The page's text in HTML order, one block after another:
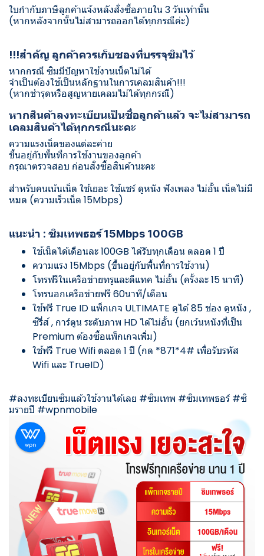
ใบกำกับภาษีลูกค้าแจ้งหลังสั่งซื้อภายใน 3 วันเท่านั้น
(หากหลังจากนั้นไม่สามารถออกได้ทุกกรณีค่ะ)
!!!สำคัญ ลูกค้าควรเก็บซองที่บรรจุซิมไว้
หากกรณี ซิมมีปัญหาใช้งานเน็ตไม่ได้
จำเป็นต้องใช้เป็นหลักฐานในการเคลมสินค้า!!!
(หากชำรุดหรือสูญหายเคลมไม่ได้ทุกกรณี)
หากสินค้าลงทะเบียนเป็นชื่อลูกค้าแล้ว จะไม่สามารถ
เคลมสินค้าได้ทุกกรณีนะคะ
ความแรงเน็ตของแต่ละค่าย
ขึ้นอยู่กับพื้นที่การใช้งานของลูกค้า
กรุณาตรวจสอบ ก่อนสั่งซื้อสินค้านะคะ
สำหรับคนเน้นเน็ต ใช้เยอะ ใช้แชร์ ดูหนัง ฟังเพลง ไม่อั้น เน็ตไม่มี
หมด (ความเร็วเน็ต 15Mbps)
แนะนำ : ซิมเทพธอร์ 15Mbps 100GB
ใช้เน็ตได้เดือนละ 100GB ได้รับทุกเดือน ตลอด 1 ปี
ความแรง 15Mbps (ขึ้นอยู่กับพื้นที่การใช้งาน)
โทรฟรีในเครือข่ายทรูและดีแทค ไม่อั้น (ครั้งละ 15 นาที)
โทรนอกเครือข่ายฟรี 60นาที/เดือน
ใช้ฟรี True ID แพ็กเกจ ULTIMATE ดูได้ 85 ช่อง ดูหนัง ,
ซีรี่ส์ , การ์ตูน ระดับภาพ HD ได้ไม่อั้น (ยกเว้นหนังที่เป็น
Premium ต้องซื้อแพ็กเกจเพิ่ม)
ใช้ฟรี True Wifi ตลอด 1 ปี (กด *871*4# เพื่อรับรหัส
Wifi และ TrueID)
#ลงทะเบียนซิมแล้วใช้งานได้เลย #ซิมเทพ #ซิมเทพธอร์ #ซิ
มรายปี #wpnmobile